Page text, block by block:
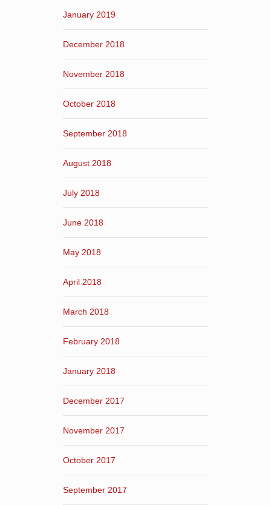
January 2019
December 2018
November 2018
October 2018
September 2018
August 2018
July 2018
June 2018
May 2018
April 2018
March 2018
February 2018
January 2018
December 2017
November 2017
October 2017
September 2017